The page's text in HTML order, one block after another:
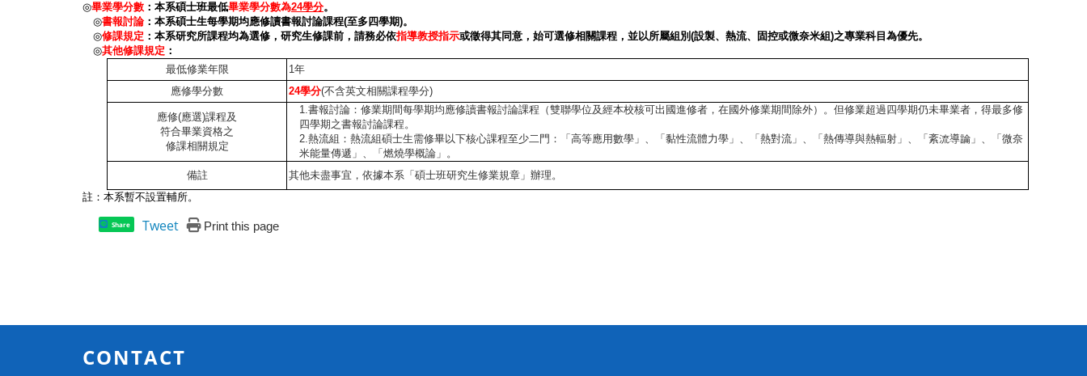
◎畢業學分數 ：本系碩士班最低畢業學分數為24學分。
◎書報討論：本系碩士生每學期均應修讀書報討論課程(至多四學期)。
◎修課規定 ：本系研究所課程均為選修，研究生修課前，請務必依指導教授指示或徵得其同意，始可選修相關課程，並以所屬組別 (設製、熱流、固控或微奈米組)之專業科目為優先。
◎其他修課規定 ：
最低修業年限
1年
應修學分數
24學分(不含英文相關課程學分)
應修(應選)課程及
符合畢業資格之
修課相關規定
1.書報討論：修業期間每學期均應修讀書報討論課程（雙聯學位及經本校核可出國進修者，在國外修業期間除外）。但修業超過四學期仍未畢業者，得最多修
四學期之書報討論課程。
2.熱流組： 熱流組碩士生需修畢以下核心課程至少二門：「高等應用數學」、「黏性流體力學」、「熱對流」、「熱傳導與熱輻射」、「紊流導論」、「微奈
米能量傳遞」、「燃燒學概論」。
備註
其他未盡事宜，依據本系「碩士班研究生修業規章」辦理。
註：本系暫不設置輔所。
Share Tweet Print this page
CONTACT